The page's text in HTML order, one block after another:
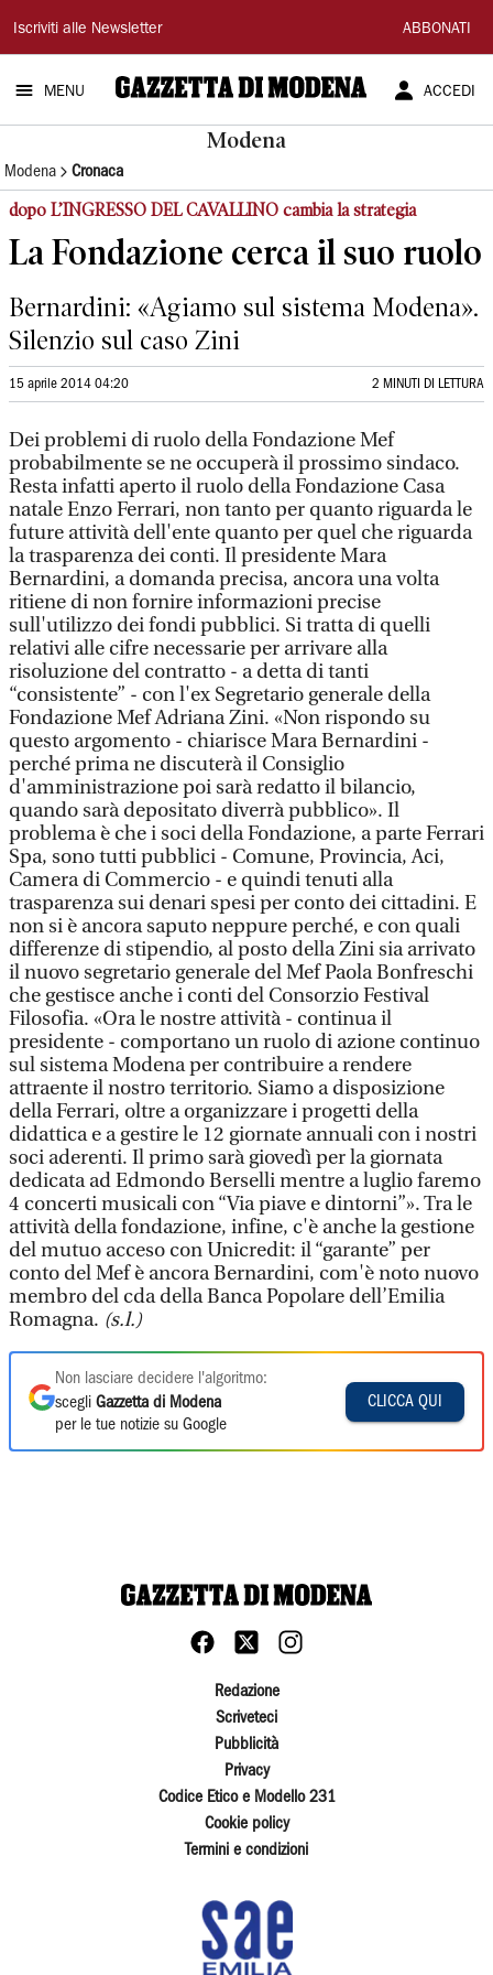
Gazzetta
di
Modena
Iscriviti alle Newsletter ABBONATI
MENU ACCEDI
Modena
Modena Cronaca
dopo L’INGRESSO DEL CAVALLINO cambia la strategia
La Fondazione cerca il suo ruolo
Bernardini: «Agiamo sul sistema Modena».
Silenzio sul caso Zini
15 aprile 2014 04:20 2 MINUTI DI LETTURA
Dei problemi di ruolo della Fondazione Mef
probabilmente se ne occuperà il prossimo sindaco.
Resta infatti aperto il ruolo della Fondazione Casa
natale Enzo Ferrari, non tanto per quanto riguarda le
future attività dell'ente quanto per quel che riguarda
la trasparenza dei conti. Il presidente Mara
Bernardini, a domanda precisa, ancora una volta
ritiene di non fornire informazioni precise
sull'utilizzo dei fondi pubblici. Si tratta di quelli
relativi alle cifre necessarie per arrivare alla
risoluzione del contratto - a detta di tanti
“consistente” - con l'ex Segretario generale della
Fondazione Mef Adriana Zini. «Non rispondo su
questo argomento - chiarisce Mara Bernardini -
perché prima ne discuterà il Consiglio
d'amministrazione poi sarà redatto il bilancio,
quando sarà depositato diverrà pubblico». Il
problema è che i soci della Fondazione, a parte Ferrari
Spa, sono tutti pubblici - Comune, Provincia, Aci,
Camera di Commercio - e quindi tenuti alla
trasparenza sui denari spesi per conto dei cittadini. E
non si è ancora saputo neppure perché, e con quali
differenze di stipendio, al posto della Zini sia arrivato
il nuovo segretario generale del Mef Paola Bonfreschi
che gestisce anche i conti del Consorzio Festival
Filosofia. «Ora le nostre attività - continua il
presidente - comportano un ruolo di azione continuo
sul sistema Modena per contribuire a rendere
attraente il nostro territorio. Siamo a disposizione
della Ferrari, oltre a organizzare i progetti della
didattica e a gestire le 12 giornate annuali con i nostri
soci aderenti. Il primo sarà giovedì per la giornata
dedicata ad Edmondo Berselli mentre a luglio faremo
4 concerti musicali con “Via piave e dintorni”». Tra le
attività della fondazione, infine, c'è anche la gestione
del mutuo acceso con Unicredit: il “garante” per
conto del Mef è ancora Bernardini, com'è noto nuovo
membro del cda della Banca Popolare dell’Emilia
Romagna. (s.l.)
Non lasciare decidere l'algoritmo:
scegli Gazzetta di Modena
per le tue notizie su Google
CLICCA QUI
Redazione
Scriveteci
Pubblicità
Privacy
Codice Etico e Modello 231
Cookie policy
Termini e condizioni